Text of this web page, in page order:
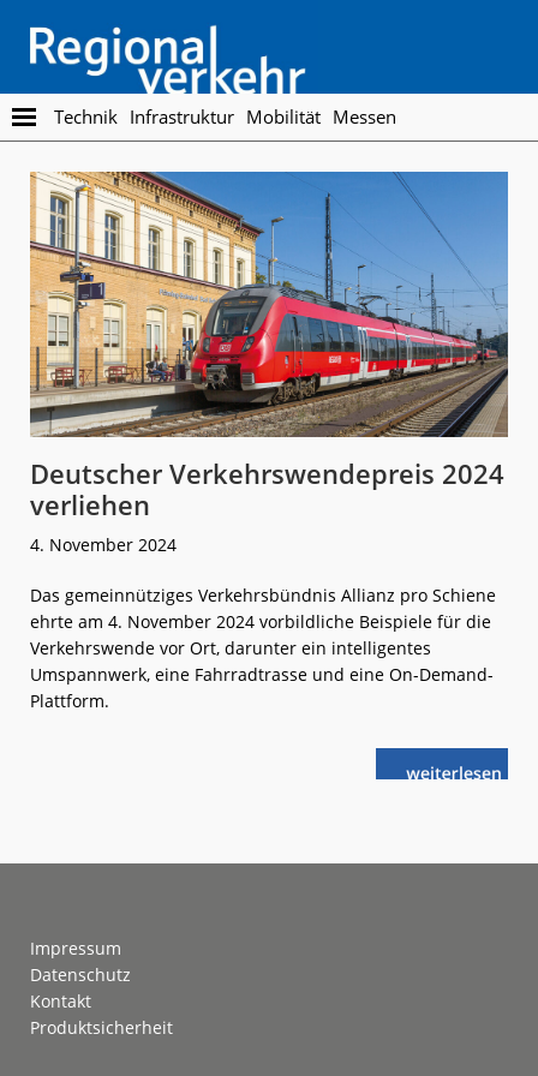
main
content
footer
Regionalverkehr
Die
Fachzeitschrift
den
Öffentlichen
Personennahverkehr
Technik Infrastruktur Mobilität Messen
Deutscher Verkehrswendepreis 2024
verliehen
4. November 2024
Das gemeinnütziges Verkehrsbündnis Allianz pro Schiene
ehrte am 4. November 2024 vorbildliche Beispiele für die
Verkehrswende vor Ort, darunter ein intelligentes
Umspannwerk, eine Fahrradtrasse und eine On-Demand-
Plattform.
weiterlese
nDeutscher
Impressum
Datenschutz
Kontakt
Produktsicherheit